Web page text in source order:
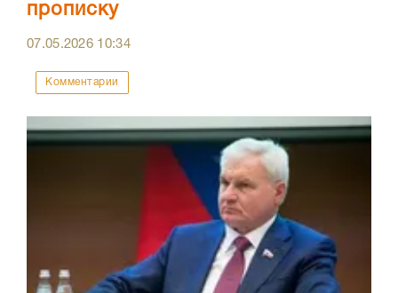
прописку
07.05.2026 10:34
Комментарии